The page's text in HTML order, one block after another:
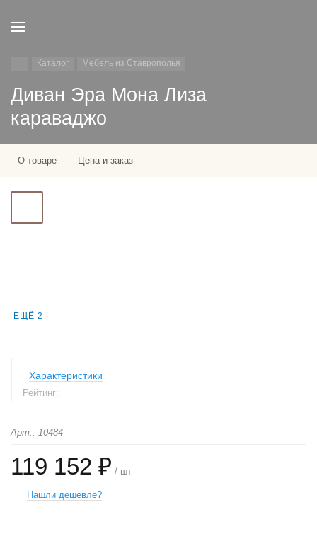
Каталог Мебель из Ставрополья
Диван Эра Мона Лиза
караваджо
О товаре Цена и заказ
ЕЩЁ 2
Характеристики
Рейтинг:
Арт.: 10484
119 152 ₽ / шт
Нашли дешевле?